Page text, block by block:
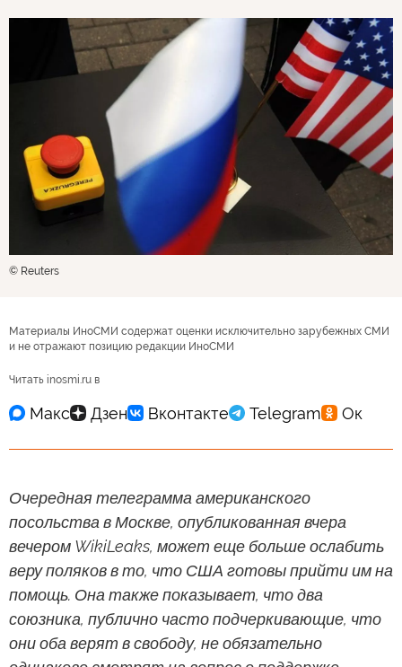
© Reuters
Материалы ИноСМИ содержат оценки исключительно зарубежных СМИ
и не отражают позицию редакции ИноСМИ
Читать inosmi.ru в
Очередная телеграмма американского
посольства в Москве, опубликованная вчера
вечером WikiLeaks, может еще больше ослабить
веру поляков в то, что США готовы прийти им на
помощь. Она также показывает, что два
союзника, публично часто подчеркивающие, что
они оба верят в свободу, не обязательно